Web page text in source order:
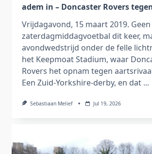
adem in – Doncaster Rovers
Vrijdagavond, 15 maart 2019. Geen
zaterdagmiddagvoetbal dit keer,
avondwedstrijd onder de felle
het Keepmoat Stadium, waar
Rovers het opnam tegen
Een Zuid-Yorkshire-derby, en dat ...
Sebastiaan Melief Jul 19, 2026